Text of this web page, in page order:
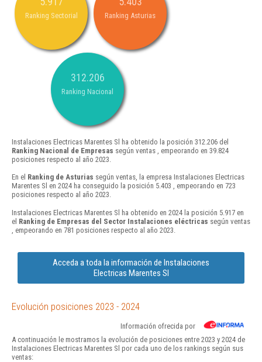
Ranking Sectorial Ranking Asturias
312.206
Ranking Nacional
Instalaciones Electricas Marentes Sl ha obtenido la posición 312.206 del
Ranking Nacional de Empresas según ventas , empeorando en 39.824
posiciones respecto al año 2023.
En el Ranking de Asturias según ventas, la empresa Instalaciones Electricas
Marentes Sl en 2024 ha conseguido la posición 5.403 , empeorando en 723
posiciones respecto al año 2023.
Instalaciones Electricas Marentes Sl ha obtenido en 2024 la posición 5.917 en
el Ranking de Empresas del Sector Instalaciones eléctricas según ventas
, empeorando en 781 posiciones respecto al año 2023.
Acceda a toda la información de Instalaciones
Electricas Marentes Sl
Evolución posiciones 2023 - 2024
Información ofrecida por
A continuación le mostramos la evolución de posiciones entre 2023 y 2024 de
Instalaciones Electricas Marentes Sl por cada uno de los rankings según sus
ventas: